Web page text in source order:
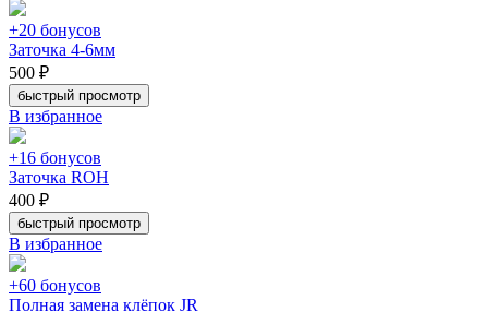
+20 бонусов
Заточка 4-6мм
500 ₽
быстрый просмотр
В избранное
+16 бонусов
Заточка ROH
400 ₽
быстрый просмотр
В избранное
+60 бонусов
Полная замена клёпок JR